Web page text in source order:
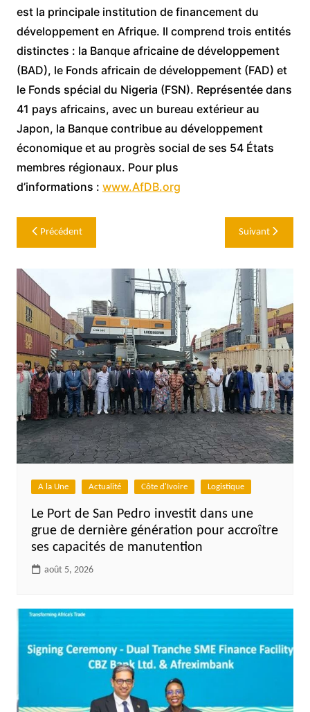
est la principale institution de financement du
développement en Afrique. Il comprend trois entités
distinctes : la Banque africaine de développement
(BAD), le Fonds africain de développement (FAD) et
le Fonds spécial du Nigeria (FSN). Représentée dans
41 pays africains, avec un bureau extérieur au
Japon, la Banque contribue au développement
économique et au progrès social de ses 54 États
membres régionaux. Pour plus
d’informations : www.AfDB.org
Navigation
de
l’article
Précédent Suivant
A la Une Actualité Côte d'Ivoire Logistique
Le Port de San Pedro investit dans une
grue de dernière génération pour accroître
ses capacités de manutention
août 5, 2026